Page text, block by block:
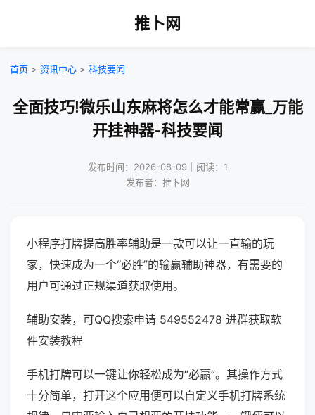
推卜网
首页 > 资讯中心 > 科技要闻
全面技巧!微乐山东麻将怎么才能常赢_万能
开挂神器-科技要闻
发布时间：2026-08-09｜阅读：1
发布者：推卜网
小程序打牌提高胜率辅助是一款可以让一直输的玩
家，快速成为一个“必胜”的输赢辅助神器，有需要的
用户可通过正规渠道获取使用。
辅助安装，可QQ搜索申请 549552478 进群获取软
件安装教程
手机打牌可以一键让你轻松成为“必赢”。其操作方式
十分简单，打开这个应用便可以自定义手机打牌系统